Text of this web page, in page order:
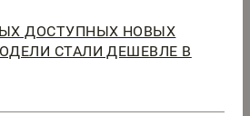
ДОСТУПНЫХ НОВЫХ
СТАЛИ ДЕШЕВЛЕ В